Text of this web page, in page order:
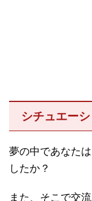
シチュエー
夢の中であなた
したか？
また、そこで交